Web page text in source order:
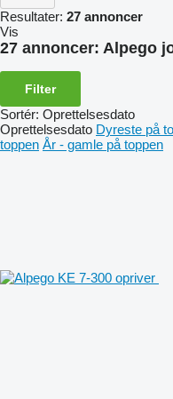
Resultater: 27 annoncer
Vis
27 annoncer: Alpego
Filter
Sortér: Oprettelsesdato
Oprettelsesdato Dyreste på
toppen År - gamle på toppen